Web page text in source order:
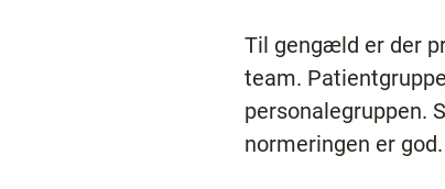
Til gengæld er der
team.
personalegruppen.
normeringen er god.